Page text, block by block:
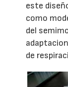
este
como
del
de